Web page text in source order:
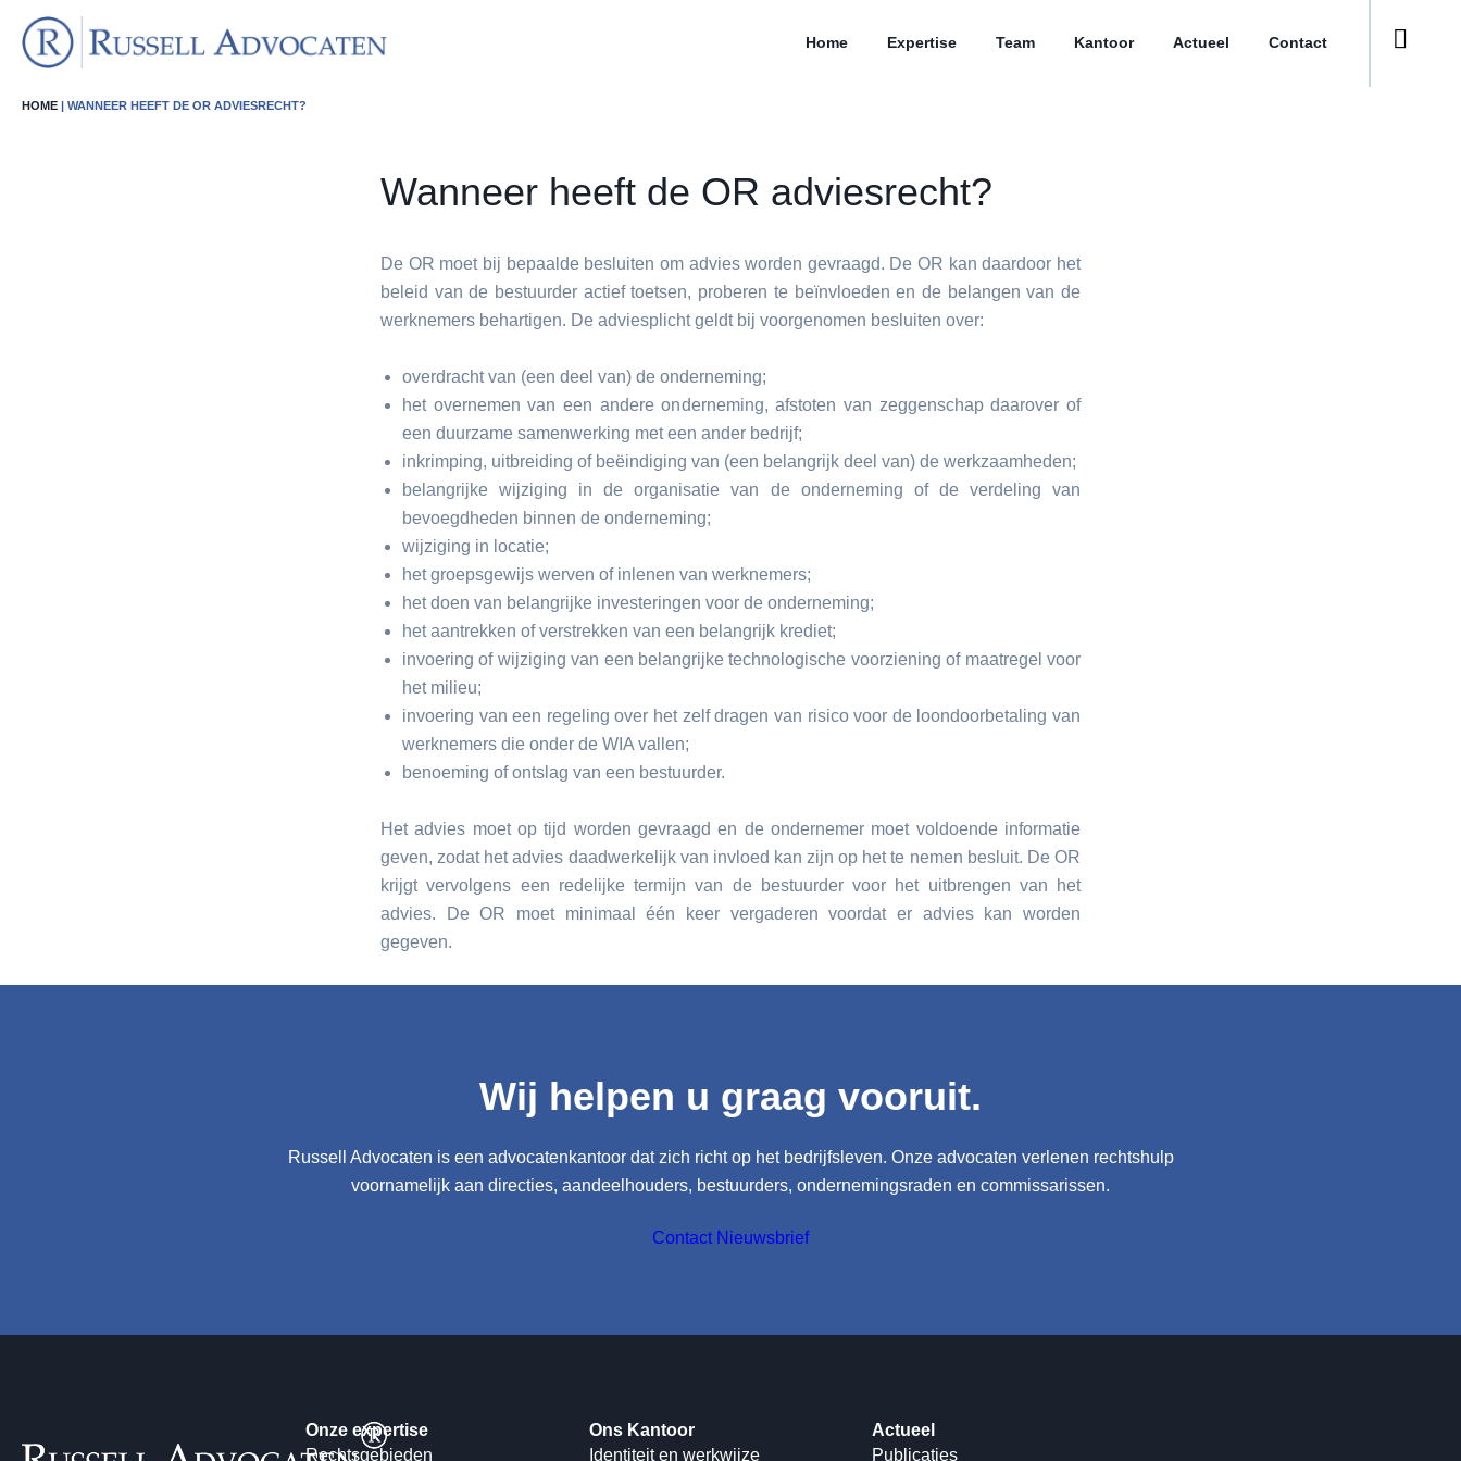
Home Expertise Team Kantoor Actueel Contact
HOME | WANNEER HEEFT DE OR ADVIESRECHT?
Wanneer heeft de OR adviesrecht?
De OR moet bij bepaalde besluiten om advies worden gevraagd. De OR kan daardoor het
beleid van de bestuurder actief toetsen, proberen te beïnvloeden en de belangen van de
werknemers behartigen. De adviesplicht geldt bij voorgenomen besluiten over:
overdracht van (een deel van) de onderneming;
het overnemen van een andere onderneming, afstoten van zeggenschap daarover of
een duurzame samenwerking met een ander bedrijf;
inkrimping, uitbreiding of beëindiging van (een belangrijk deel van) de werkzaamheden;
belangrijke wijziging in de organisatie van de onderneming of de verdeling van
bevoegdheden binnen de onderneming;
wijziging in locatie;
het groepsgewijs werven of inlenen van werknemers;
het doen van belangrijke investeringen voor de onderneming;
het aantrekken of verstrekken van een belangrijk krediet;
invoering of wijziging van een belangrijke technologische voorziening of maatregel voor
het milieu;
invoering van een regeling over het zelf dragen van risico voor de loondoorbetaling van
werknemers die onder de WIA vallen;
benoeming of ontslag van een bestuurder.
Het advies moet op tijd worden gevraagd en de ondernemer moet voldoende informatie
geven, zodat het advies daadwerkelijk van invloed kan zijn op het te nemen besluit. De OR
krijgt vervolgens een redelijke termijn van de bestuurder voor het uitbrengen van het
advies. De OR moet minimaal één keer vergaderen voordat er advies kan worden
gegeven.
Wij helpen u graag vooruit.
Russell Advocaten is een advocatenkantoor dat zich richt op het bedrijfsleven. Onze advocaten verlenen rechtshulp
voornamelijk aan directies, aandeelhouders, bestuurders, ondernemingsraden en commissarissen.
Contact Nieuwsbrief
Onze expertise
Rechtsgebieden
Ons Kantoor
Identiteit en werkwijze
Actueel
Publicaties